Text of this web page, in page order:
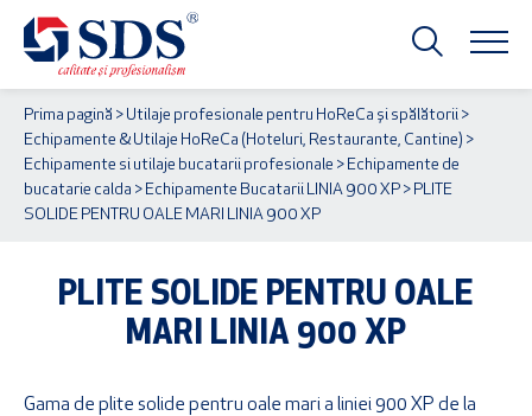
Prima pagină > Utilaje profesionale pentru HoReCa și spălătorii >
Echipamente & Utilaje HoReCa (Hoteluri, Restaurante, Cantine) >
Echipamente si utilaje bucatarii profesionale > Echipamente de
bucatarie calda > Echipamente Bucatarii LINIA 900 XP > PLITE
SOLIDE PENTRU OALE MARI LINIA 900 XP
PLITE SOLIDE PENTRU OALE
MARI LINIA 900 XP
Gama de plite solide pentru oale mari a liniei 900 XP de la